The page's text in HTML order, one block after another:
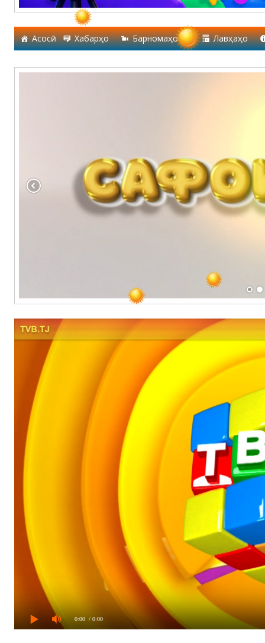
Асосӣ Хабарҳо Барномаҳо Лавҳаҳо
0:00 / 0:00